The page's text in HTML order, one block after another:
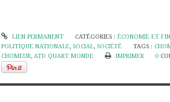
LIEN PERMANENT CATÉGORIES : ÉCONOMIE ET
POLITIQUE NATIONALE, SOCIAL, SOCIÉTÉ TAGS :
CHOMEUR, ATD QUART MONDE IMPRIMER 0